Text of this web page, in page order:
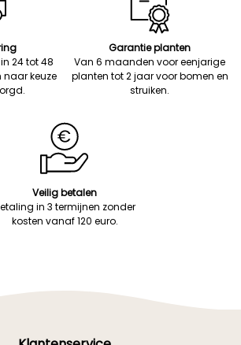
24 tot 48
keuze
Garantie planten
Van 6 maanden voor eenjarige
planten tot 2 jaar voor bomen en
struiken.
Veilig betalen
in 3 termijnen zonder
kosten vanaf 120 euro.